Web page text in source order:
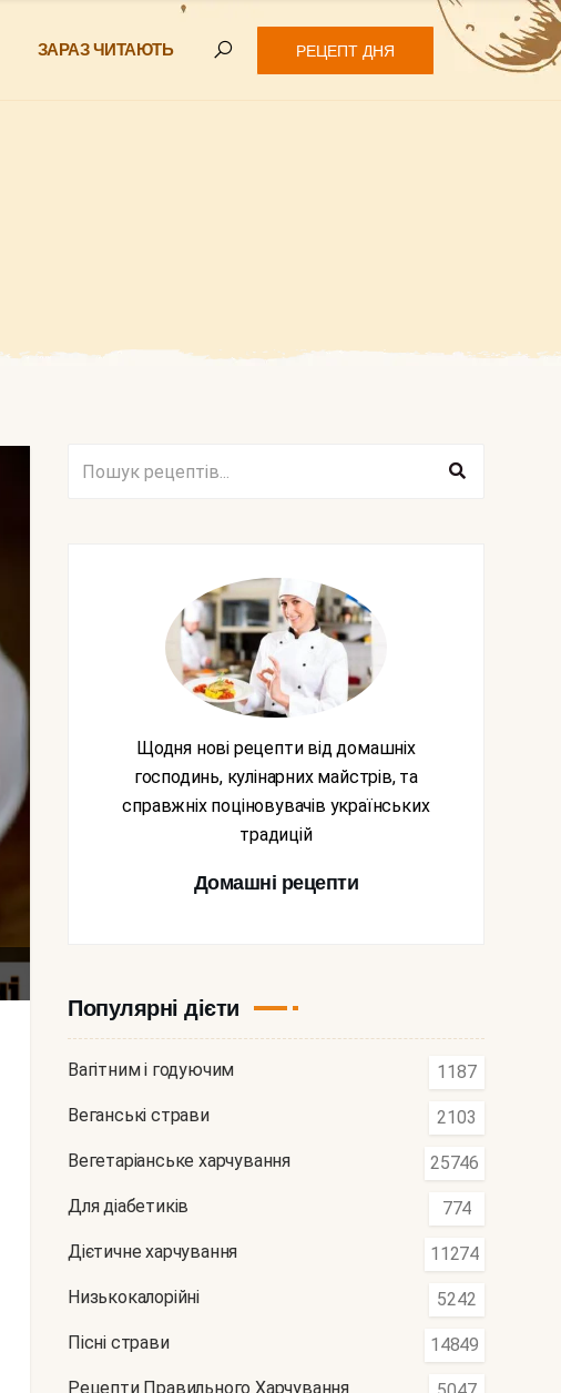
ЗАРАЗ ЧИТАЮТЬ РЕЦЕПТ ДНЯ
Щодня нові рецепти від домашніх
господинь, кулінарних майстрів, та
справжніх поціновувачів українських
традицій
Домашні рецепти
Популярні дієти
Вагітним і годуючим 1187
Веганські страви 2103
Вегетаріанське харчування 25746
Для діабетиків 774
Дієтичне харчування 11274
Низькокалорійні 5242
Пісні страви 14849
Рецепти Правильного Харчування